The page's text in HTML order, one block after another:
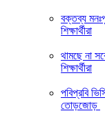
বক্তব্য
শিক্ষার্থীরা
থামছে না
শিক্ষার্থীরা
পবিপ্রবি
তোড়জোড়